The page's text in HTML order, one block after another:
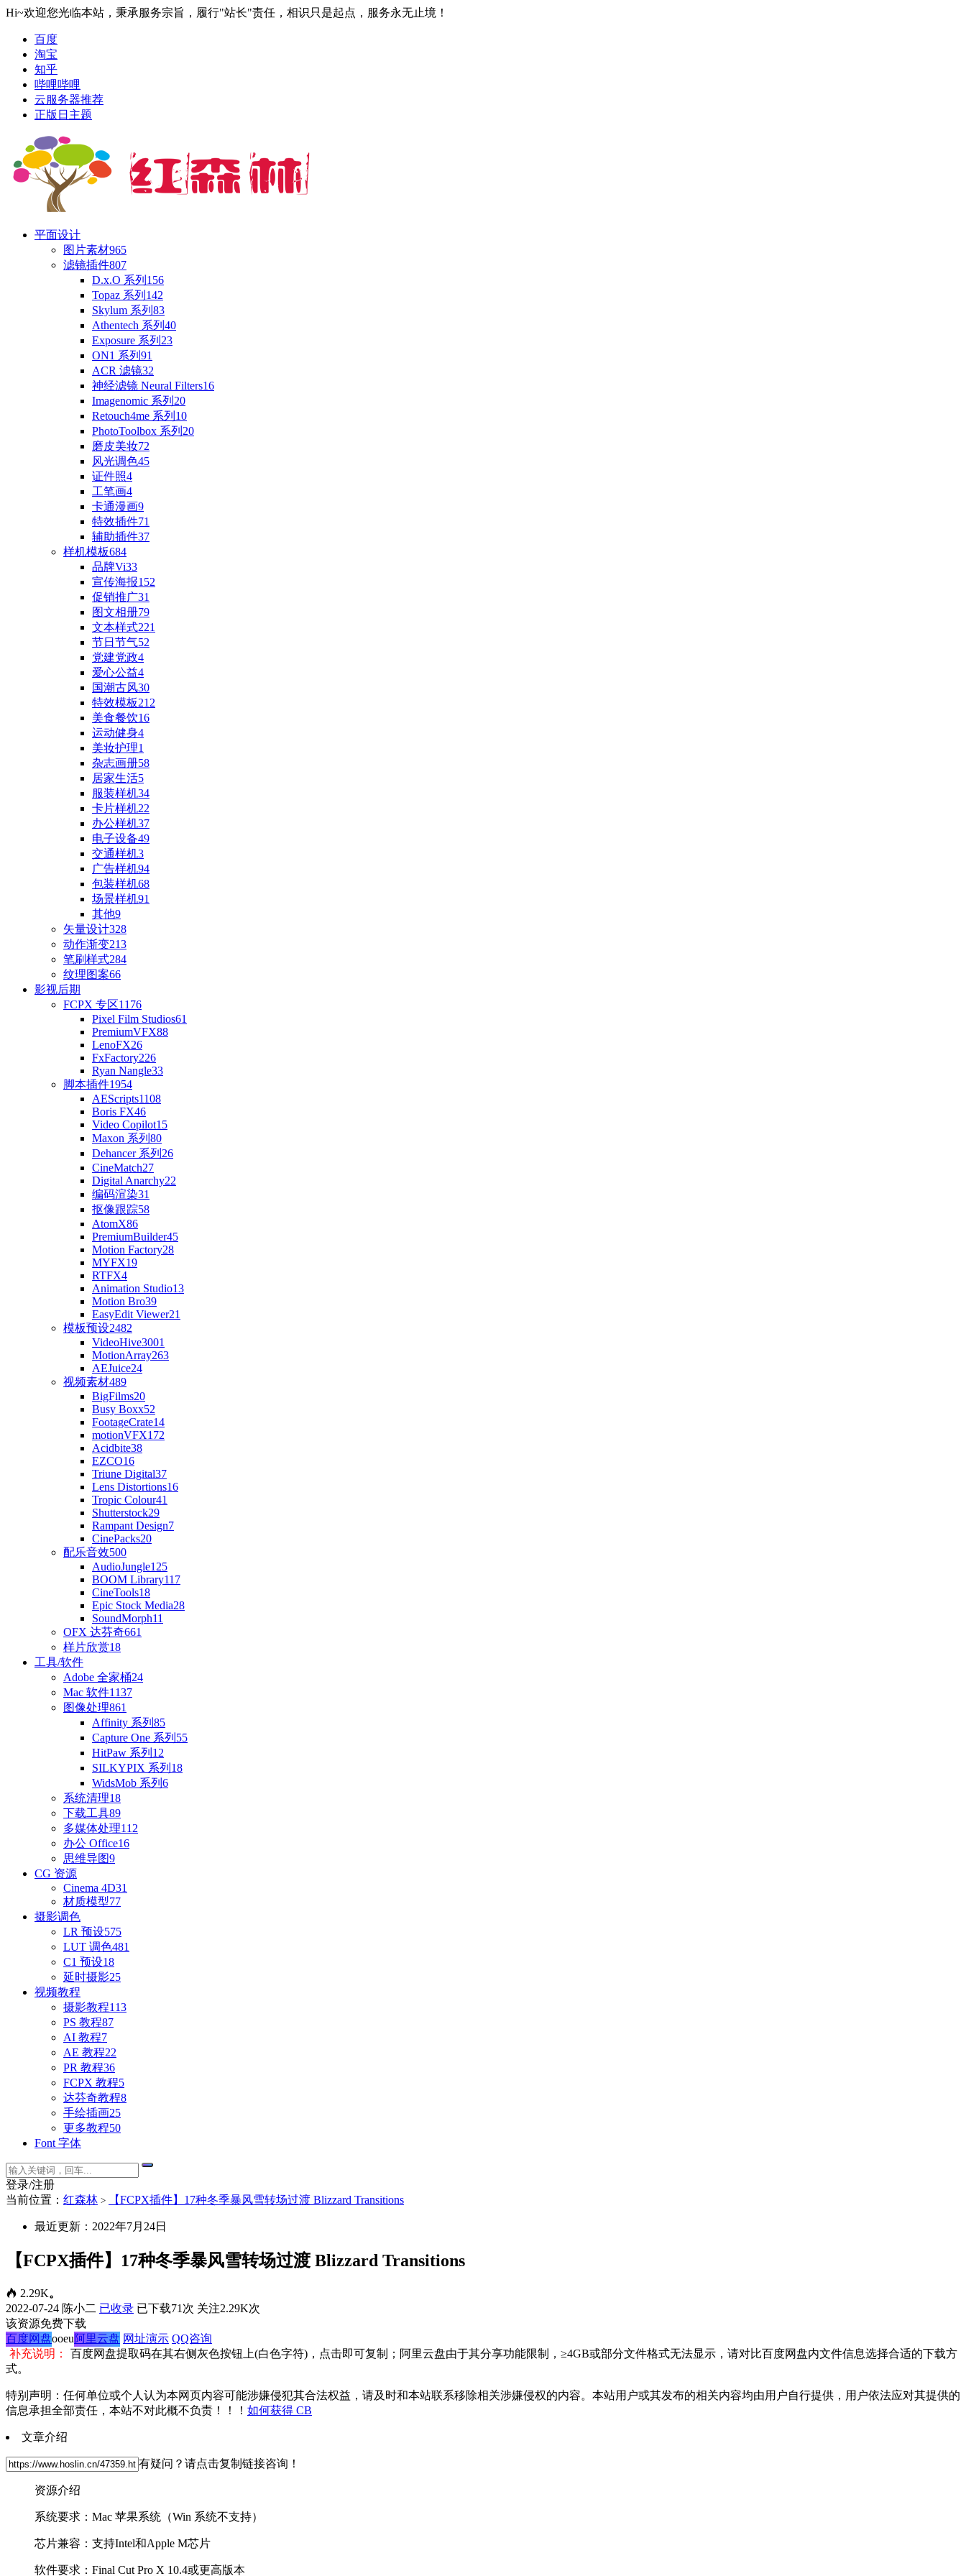
Hi~欢迎您光临本站，秉承服务宗旨，履行"站长"责任，相识只是起点，服务永无止境！
百度
淘宝
知乎
哔哩哔哩
云服务器推荐
正版日主题
平面设计
图片素材965
滤镜插件807
D.x.O 系列 156
Topaz 系列 142
Skylum 系列 83
Athentech 系列 40
Exposure 系列 23
ON1 系列 91
ACR 滤镜32
神经滤镜 Neural Filters16
Imagenomic 系列 20
Retouch4me 系列 10
PhotoToolbox 系列 20
磨皮美妆72
风光调色45
证件照4
工笔画4
卡通漫画9
特效插件71
辅助插件37
样机模板684
品牌Vi33
宣传海报152
促销推广31
图文相册79
文本样式221
节日节气52
党建党政4
爱心公益4
国潮古风30
特效模板212
美食餐饮16
运动健身4
美妆护理1
杂志画册58
居家生活5
服装样机34
卡片样机22
办公样机37
电子设备49
交通样机3
广告样机94
包装样机68
场景样机91
其他9
矢量设计328
动作渐变213
笔刷样式284
纹理图案66
影视后期
FCPX 专区1176
Pixel Film Studios61
PremiumVFX88
LenoFX26
FxFactory226
Ryan Nangle33
脚本插件1954
AEScripts1108
Boris FX46
Video Copilot15
Maxon 系列 80
Dehancer 系列 26
CineMatch27
Digital Anarchy22
编码渲染31
抠像跟踪58
AtomX86
PremiumBuilder45
Motion Factory28
MYFX19
RTFX4
Animation Studio13
Motion Bro39
EasyEdit Viewer21
模板预设2482
VideoHive3001
MotionArray263
AEJuice24
视频素材489
BigFilms20
Busy Boxx52
FootageCrate14
motionVFX172
Acidbite38
EZCO16
Triune Digital37
Lens Distortions16
Tropic Colour41
Shutterstock29
Rampant Design7
CinePacks20
配乐音效500
AudioJungle125
BOOM Library117
CineTools18
Epic Stock Media28
SoundMorph11
OFX 达芬奇661
样片欣赏18
工具/软件
Adobe 全家桶24
Mac 软件1137
图像处理861
Affinity 系列 85
Capture One 系列 55
HitPaw 系列 12
SILKYPIX 系列 18
WidsMob 系列 6
系统清理18
下载工具89
多媒体处理112
办公 Office16
思维导图9
CG 资源
Cinema 4D31
材质模型77
摄影调色
LR 预设575
LUT 调色481
C1 预设18
延时摄影25
视频教程
摄影教程113
PS 教程87
AI 教程7
AE 教程22
PR 教程36
FCPX 教程5
达芬奇教程8
手绘插画25
更多教程50
Font 字体
登录/注册
当前位置： 红森林 > 【FCPX插件】17种冬季暴风雪转场过渡 Blizzard Transitions
最近更新：2022年7月24日
【FCPX插件】17种冬季暴风雪转场过渡 Blizzard Transitions
2.29K。
2022-07-24 陈小二 已收录 已下载71次 关注2.29K次
该资源免费下载
百度网盘ooeu阿里云盘 网址演示 QQ咨询
补充说明：
百度网盘提取码在其右侧灰色按钮上(白色字符)，点击即可复制；阿里云盘由于其分享功能限制，≥4GB或部分文件格式无法显示，请对比百度网盘内文件信息选择合适的下载方
式。
特别声明：任何单位或个人认为本网页内容可能涉嫌侵犯其合法权益，请及时和本站联系移除相关涉嫌侵权的内容。本站用户或其发布的相关内容均由用户自行提供，用户依法应对其提供的
信息承担全部责任，本站不对此概不负责！！！ 如何获得 CB
文章介绍
有疑问？请点击复制链接咨询！
资源介绍
系统要求：Mac 苹果系统（Win 系统不支持）
芯片兼容：支持Intel和Apple M芯片
软件要求：Final Cut Pro X 10.4或更高版本